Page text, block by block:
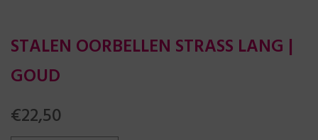
STALEN OORBELLEN STRASS LANG |
GOUD
€22,50